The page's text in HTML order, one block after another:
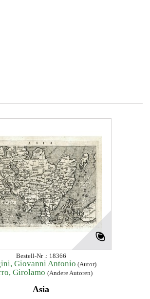
Bestell-Nr .: 18366
Giovanni Antonio (Autor)
Girolamo (Andere Autoren)
Asia